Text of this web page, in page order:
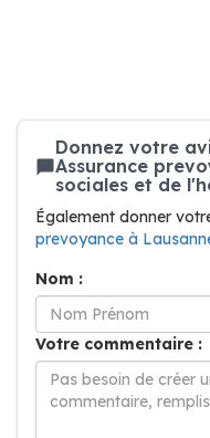
Donnez votre
Assurance
sociales et de
Également donner
prevoyance à
Nom :
Votre commentaire :